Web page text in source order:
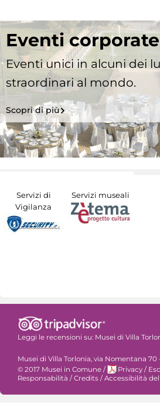
Eventi corporate
Eventi unici in alcuni dei
straordinari al mondo.
Scopri di più
Servizi di
Vigilanza
Servizi museali
Leggi le recensioni su: Musei di Villa
Musei di Villa Torlonia, via Nomentana 70
© 2017 Musei in Comune / Privacy /
Responsabilità / Credits / Accessibilità